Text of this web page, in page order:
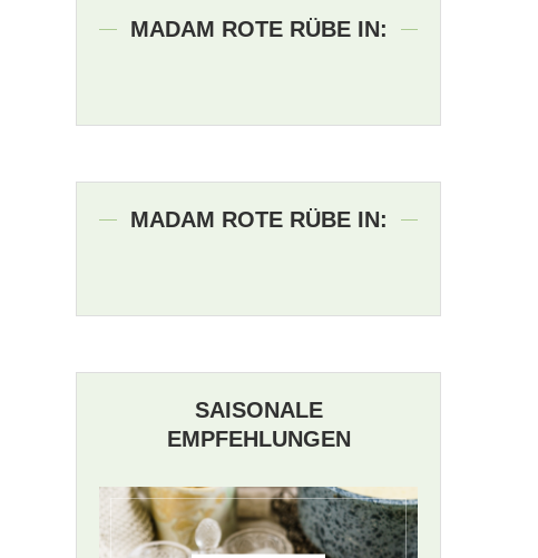
MADAM ROTE RÜBE IN:
MADAM ROTE RÜBE IN:
SAISONALE
EMPFEHLUNGEN